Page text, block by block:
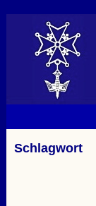
Schlagwort